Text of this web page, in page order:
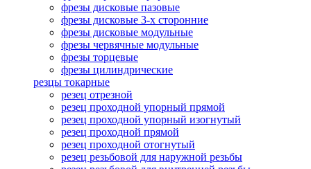
фрезы дисковые пазовые
фрезы дисковые 3-х сторонние
фрезы дисковые модульные
фрезы червячные модульные
фрезы торцевые
фрезы цилиндрические
резцы токарные
резец отрезной
резец проходной упорный прямой
резец проходной упорный изогнутый
резец проходной прямой
резец проходной отогнутый
резец резьбовой для наружной резьбы